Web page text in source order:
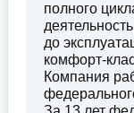
полного
до
комфорт-
Компания